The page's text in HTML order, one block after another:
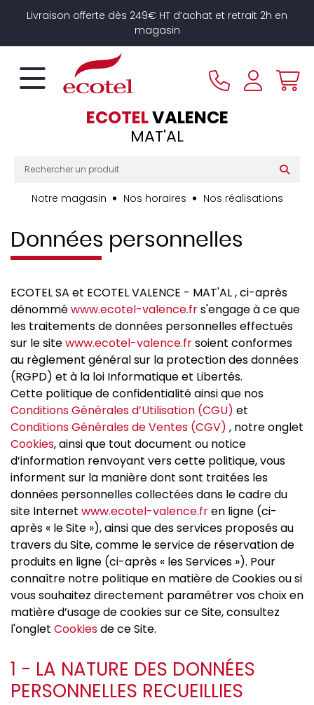
Livraison offerte dès 249€ HT d’achat et retrait 2h en
magasin
ECOTELVALENCE
MAT'AL
Notre magasin Nos horaires Nos réalisations
Données personnelles
ECOTEL SA et ECOTEL VALENCE - MAT'AL , ci-après
dénomméwww.ecotel-valence.frs'engage à ce que
les traitements de données personnelles effectués
sur le sitewww.ecotel-valence.frsoient conformes
au règlement général sur la protection des données
(RGPD) et à la loi Informatique et Libertés.
Cette politique de confidentialité ainsi que nos
Conditions Générales d’Utilisation (CGU) et
Conditions Générales de Ventes (CGV) , notre onglet
Cookies, ainsi que tout document ou notice
d’information renvoyant vers cette politique, vous
informent sur la manière dont sont traitées les
données personnelles collectées dans le cadre du
site Internet www.ecotel-valence.fren ligne (ci-
après « le Site »), ainsi que des services proposés au
travers du Site, comme le service de réservation de
produits en ligne (ci-après « les Services »). Pour
connaître notre politique en matière de Cookies ou si
vous souhaitez directement paramétrer vos choix en
matière d’usage de cookies sur ce Site, consultez
l'onglet Cookiesde ce Site.
1 - LA NATURE DES DONNÉES
PERSONNELLES RECUEILLIES
Panneau de gestion des cookies